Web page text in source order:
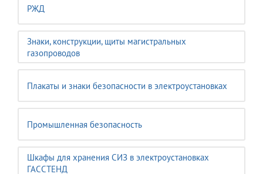
РЖД
Знаки, конструкции, щиты магистральных
газопроводов
Плакаты и знаки безопасности в электроустановках
Промышленная безопасность
Шкафы для хранения СИЗ в электроустановках
ГАССТЕНД